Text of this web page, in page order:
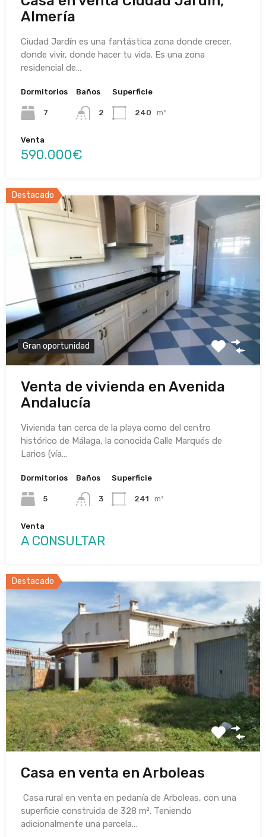
Almería
Ciudad Jardín es una fantástica zona donde crecer,
donde vivir, donde hacer tu vida. Es una zona
residencial de…
Dormitorios
7
Baños
2
Superficie
240 m²
Venta
590.000€
Destacado
Gran oportunidad
Venta de vivienda en Avenida
Andalucía
Vivienda tan cerca de la playa como del centro
histórico de Málaga, la conocida Calle Marqués de
Larios (vía…
Dormitorios
5
Baños
3
Superficie
241 m²
Venta
A CONSULTAR
Destacado
Casa en venta en Arboleas
Casa rural en venta en pedanía de Arboleas, con una
superficie construida de 328 m². Teniendo
adicionalmente una parcela…